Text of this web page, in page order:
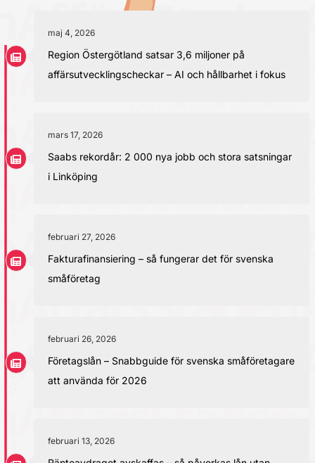
maj 4, 2026
Region Östergötland satsar 3,6 miljoner på
affärsutvecklingscheckar – AI och hållbarhet i fokus
mars 17, 2026
Saabs rekordår: 2 000 nya jobb och stora satsningar
i Linköping
februari 27, 2026
Fakturafinansiering – så fungerar det för svenska
småföretag
februari 26, 2026
Företagslån – Snabbguide för svenska småföretagare
att använda för 2026
februari 13, 2026